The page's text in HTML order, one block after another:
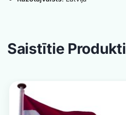
Saistītie Produkti